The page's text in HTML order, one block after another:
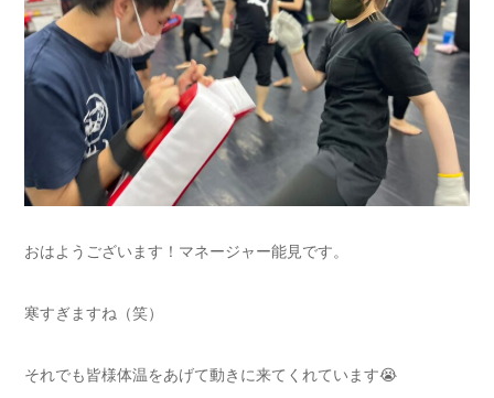
おはようございます！マネージャー能見です。
寒すぎますね（笑）
それでも皆様体温をあげて動きに来てくれています😭